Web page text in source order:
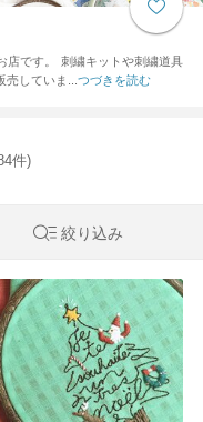
店です。 刺繍キットや刺繍道具
していま... つづきを読む
件)
絞り込み